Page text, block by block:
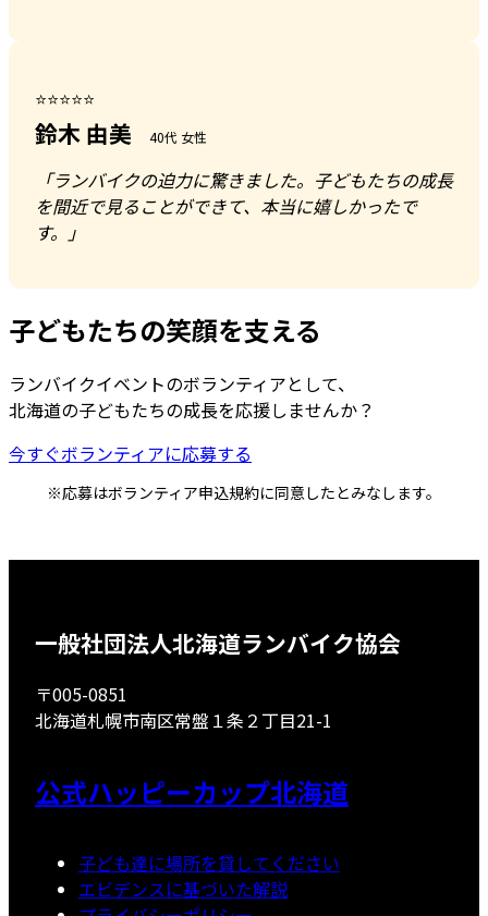
⭐⭐⭐⭐⭐
鈴木 由美 40代 女性
「ランバイクの迫力に驚きました。子どもたちの成長
を間近で見ることができて、本当に嬉しかったで
す。」
子どもたちの笑顔を支える
ランバイクイベントのボランティアとして、
北海道の子どもたちの成長を応援しませんか？
今すぐボランティアに応募する
※応募はボランティア申込規約に同意したとみなします。
一般社団法人北海道ランバイク協会
〒005-0851
北海道札幌市南区常盤１条２丁目21-1
公式ハッピーカップ北海道
子ども達に場所を貸してください
エビデンスに基づいた解説